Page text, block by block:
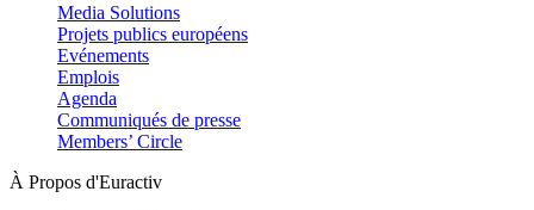
Media Solutions
Projets publics européens
Evénements
Emplois
Agenda
Communiqués de presse
Members’ Circle
À Propos d'Euractiv